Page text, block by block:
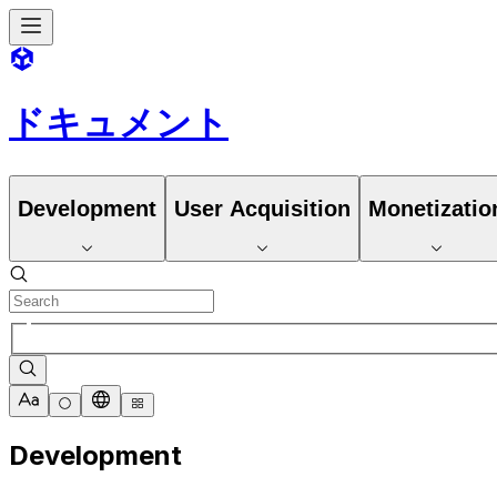
ドキュメント
Development User Acquisition
Development